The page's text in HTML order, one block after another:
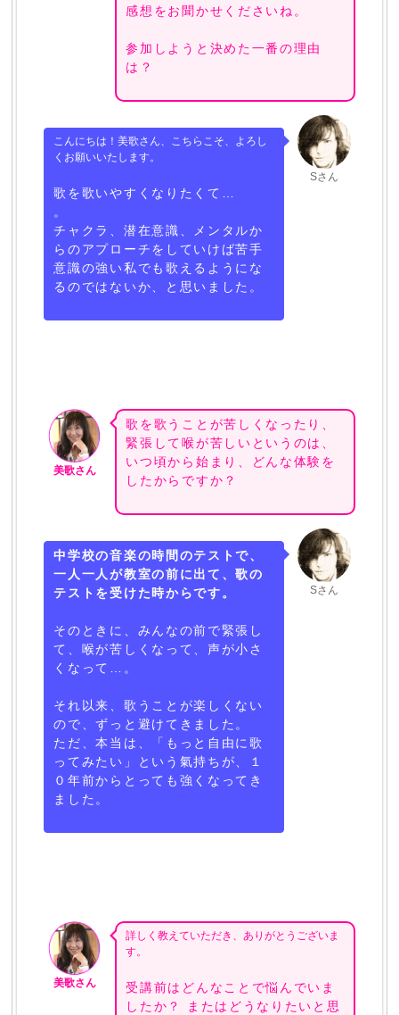
感想をお聞かせくださいね。
参加しようと決めた一番の理由
は？
Sさん
こんにちは！美歌さん、こちらこそ、よろし
くお願いいたします。
歌を歌いやすくなりたくて…
。
チャクラ、潜在意識、メンタルか
らのアプローチをしていけば苦手
意識の強い私でも歌えるようにな
るのではないか、と思いました。
美歌さん
歌を歌うことが苦しくなったり、
緊張して喉が苦しいというのは、
いつ頃から始まり、どんな体験を
したからですか？
Sさん
中学校の音楽の時間のテストで、
一人一人が教室の前に出て、歌の
テストを受けた時からです。
そのときに、みんなの前で緊張し
て、喉が苦しくなって、声が小さ
くなって…。
それ以来、歌うことが楽しくない
ので、ずっと避けてきました。
ただ、本当は、「もっと自由に歌
ってみたい」という氣持ちが、１
０年前からとっても強くなってき
ました。
美歌さん
詳しく教えていただき、ありがとうございま
す。
受講前はどんなことで悩んでいま
したか？ またはどうなりたいと思